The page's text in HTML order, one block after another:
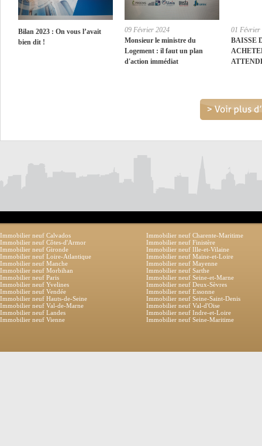
Bilan 2023 : On vous l’avait
bien dit !
09 Février 2024
Monsieur le ministre du
Logement : il faut un plan
d'action immédiat
01 Février
BAISSE
Immobilier neuf Calvados
Immobilier neuf Charente-Maritime
Immobilier neuf Côtes-d'Armor
Immobilier neuf Finistère
Immobilier neuf Gironde
Immobilier neuf Ille-et-Vilaine
Immobilier neuf Loire-Atlantique
Immobilier neuf Maine-et-Loire
Immobilier neuf Manche
Immobilier neuf Mayenne
Immobilier neuf Morbihan
Immobilier neuf Sarthe
Immobilier neuf Paris
Immobilier neuf Seine-et-Marne
Immobilier neuf Yvelines
Immobilier neuf Deux-Sèvres
Immobilier neuf Vendée
Immobilier neuf Essonne
Immobilier neuf Hauts-de-Seine
Immobilier neuf Seine-Saint-Denis
Immobilier neuf Val-de-Marne
Immobilier neuf Val-d'Oise
Immobilier neuf Landes
Immobilier neuf Indre-et-Loire
Immobilier neuf Vienne
Immobilier neuf Seine-Maritime